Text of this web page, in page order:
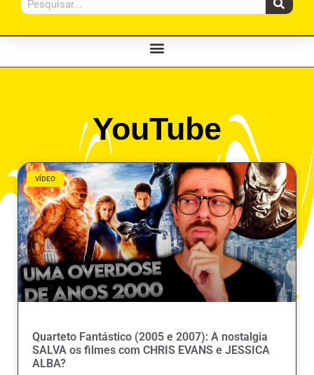
YouTube
VÍDEO
Quarteto Fantástico (2005 e 2007): A nostalgia
SALVA os filmes com CHRIS EVANS e JESSICA
ALBA?